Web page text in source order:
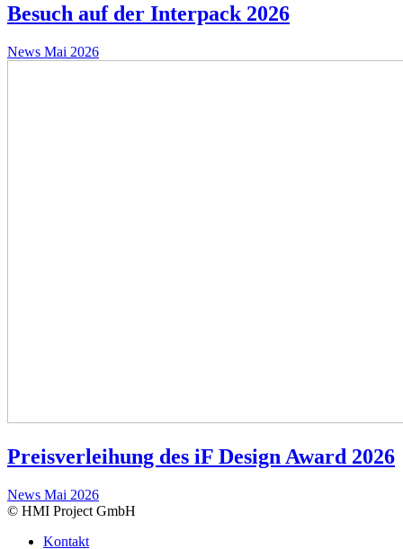
Besuch auf der Interpack 2026
News Mai 2026
Preisverleihung des iF Design Award 2026
News Mai 2026
© HMI Project GmbH
Kontakt